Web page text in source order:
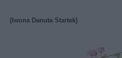
(Iwona Danuta Startek)